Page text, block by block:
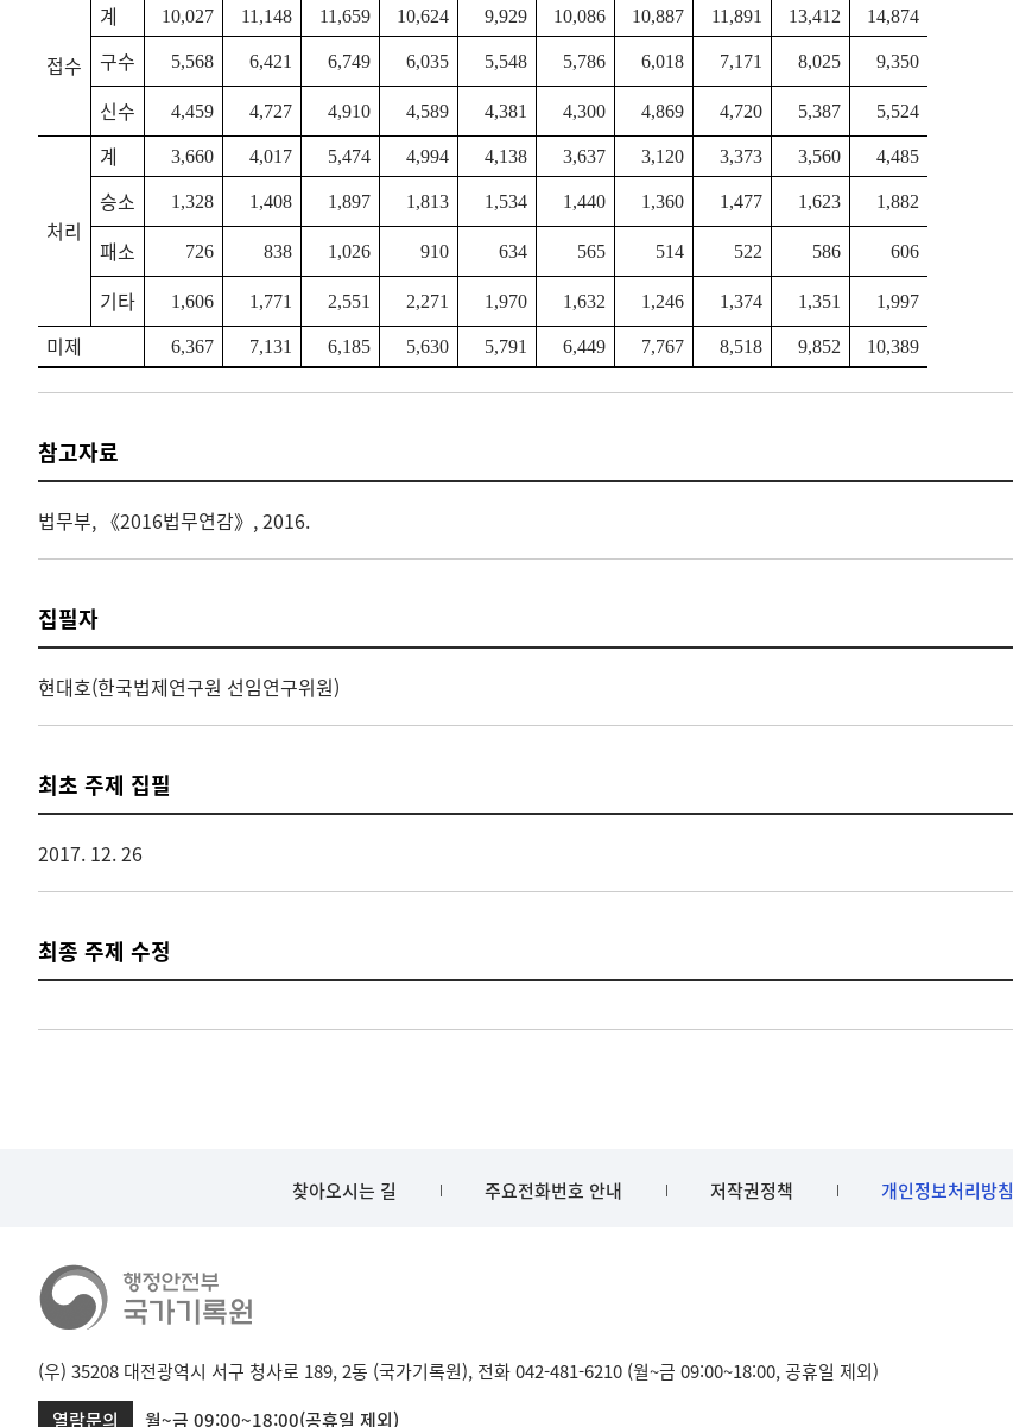
접수
계 10,027 11,148 11,659 10,624 9,929 10,086 10,887 11,891 13,412 14,874
구수 5,568 6,421 6,749 6,035 5,548 5,786 6,018 7,171 8,025 9,350
신수 4,459 4,727 4,910 4,589 4,381 4,300 4,869 4,720 5,387 5,524
처리
계 3,660 4,017 5,474 4,994 4,138 3,637 3,120 3,373 3,560 4,485
승소 1,328 1,408 1,897 1,813 1,534 1,440 1,360 1,477 1,623 1,882
패소 726 838 1,026 910 634 565 514 522 586 606
기타 1,606 1,771 2,551 2,271 1,970 1,632 1,246 1,374 1,351 1,997
미제 6,367 7,131 6,185 5,630 5,791 6,449 7,767 8,518 9,852 10,389
참고자료
법무부, 《2016법무연감》, 2016.
집필자
현대호(한국법제연구원 선임연구위원)
최초 주제 집필
2017. 12. 26
최종 주제 수정
찾아오시는 길 주요전화번호 안내 저작권정책 개인정보처리방침
(우) 35208 대전광역시 서구 청사로 189, 2동 (국가기록원), 전화 042-481-6210 (월~금 09:00~18:00, 공휴일 제외)
열람문의
월~금 09:00~18:00(공휴일 제외)